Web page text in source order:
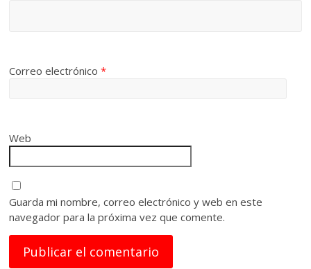
Correo electrónico*
Web
Guarda mi nombre, correo electrónico y web en este
navegador para la próxima vez que comente.